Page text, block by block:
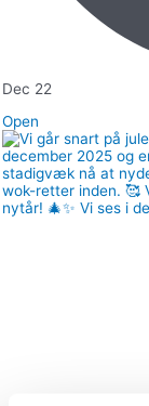
Dec 22
Open